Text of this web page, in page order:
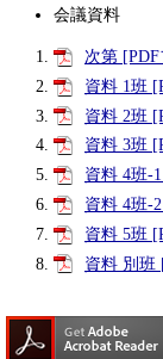
会議資料
次第
資料 1班
資料 2班
資料 3班
資料 4班-
資料 4班-
資料 5班
資料 別班